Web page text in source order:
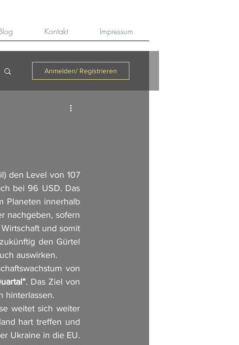
Kontakt Impressum
Anmelden/ Registrieren
den Level von 107
bei 96 USD. Das
Planeten innerhalb
nachgeben, sofern
und somit
den Gürtel
auswirken.
von
. Das Ziel von
hinterlassen.
weitet sich weiter
hart treffen und
Ukraine in die EU.